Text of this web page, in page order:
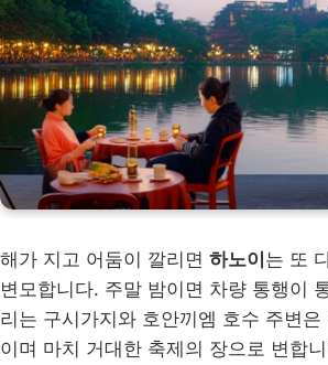
해가 지고 어둠이 깔리면 하노이 는 또
변모합니다. 주말 밤이면 차량 통행이
리는 구시가지와 호안끼엠 호수 주변은
이며 마치 거대한 축제의 장으로 변합